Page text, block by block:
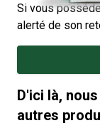
Si vous
alerté de son
D'ici là,
autres